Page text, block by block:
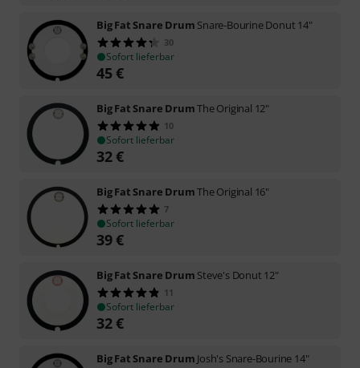
Big Fat Snare Drum Snare-Bourine Donut 14"
30
Sofort lieferbar
45€
Big Fat Snare DrumThe Original 12"
10
Sofort lieferbar
32€
Big Fat Snare DrumThe Original 16"
7
Sofort lieferbar
39€
Big Fat Snare Drum Steve's Donut 12"
11
Sofort lieferbar
32€
Big Fat Snare Drum Josh's Snare-Bourine 14"